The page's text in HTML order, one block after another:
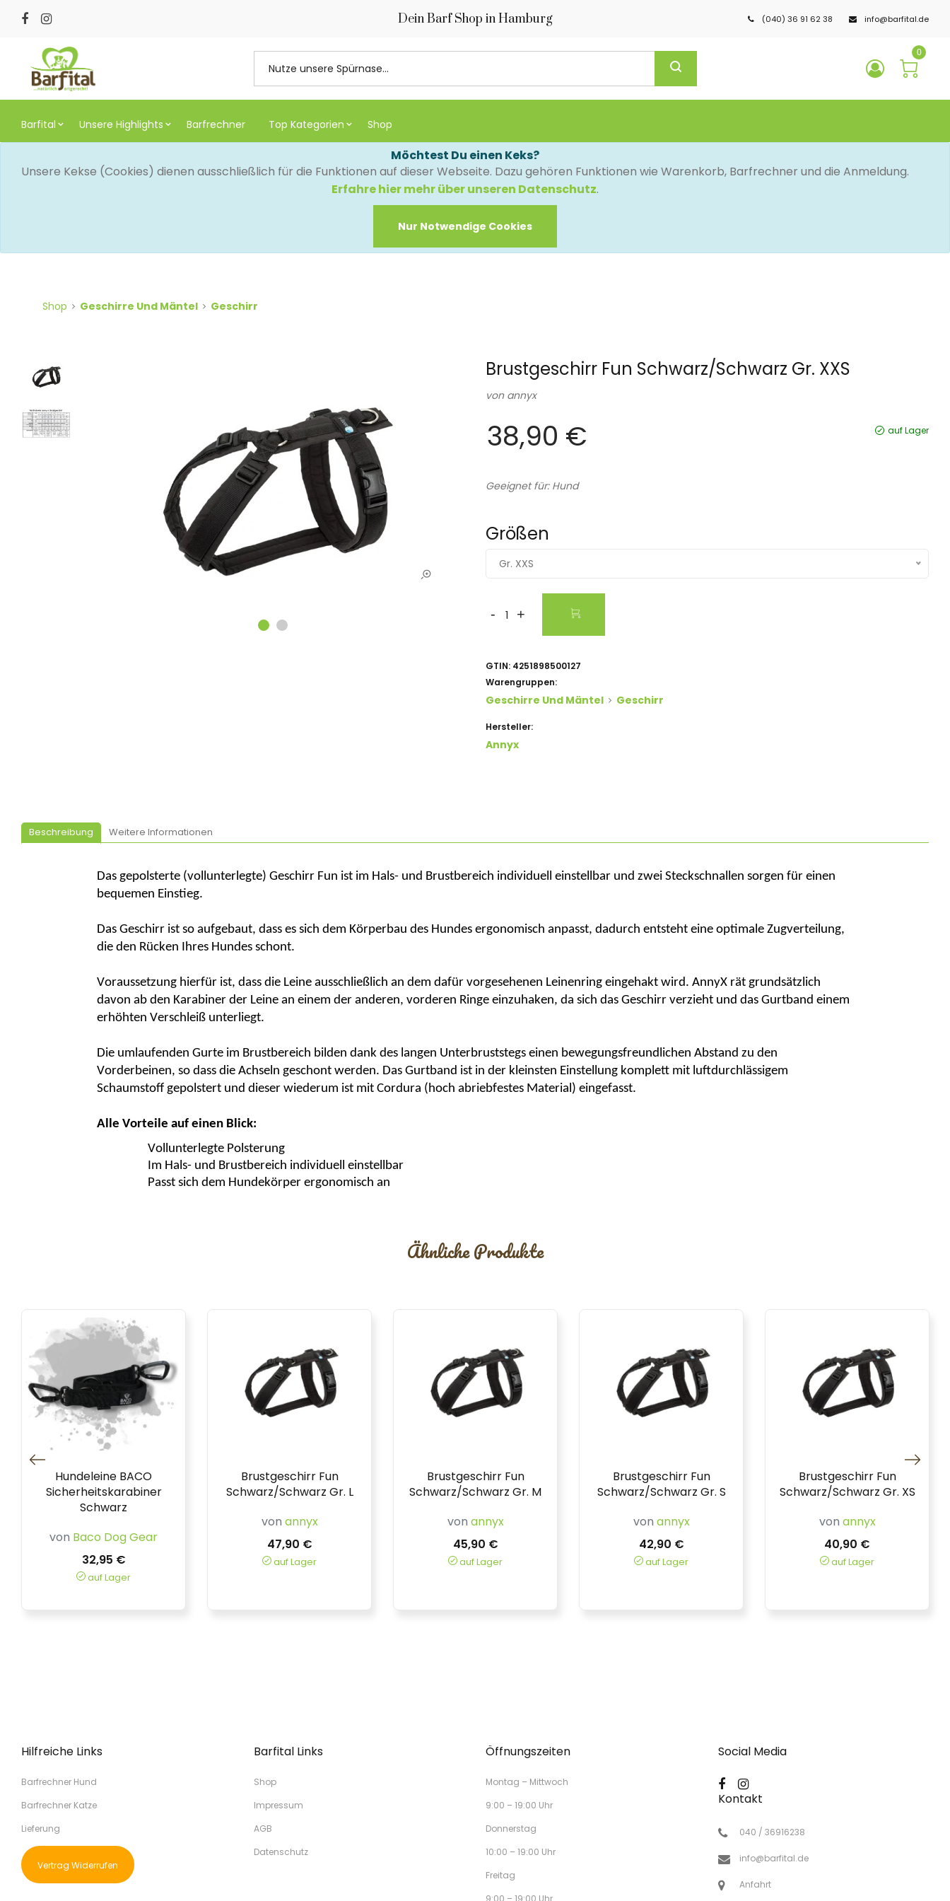
Dein Barf Shop in Hamburg (040) 36 91 62 38 info@barfital.de
0
Barfital Unsere Highlights Barfrechner Top Kategorien Shop
Möchtest Du einen Keks?
Unsere Kekse (Cookies) dienen ausschließlich für die Funktionen auf dieser Webseite. Dazu gehören Funktionen wie Warenkorb, Barfrechner und die Anmeldung.
Erfahre hier mehr über unseren Datenschutz.
Nur Notwendige Cookies
Shop Geschirre Und Mäntel Geschirr
Brustgeschirr Fun Schwarz/Schwarz Gr. XXS
von annyx
38,90 € auf Lager
Geeignet für: Hund
Größen
Gr. XXS
- +
GTIN: 4251898500127
Warengruppen:
Geschirre Und Mäntel Geschirr
Hersteller:
Annyx
Beschreibung Weitere Informationen
Das gepolsterte (vollunterlegte) Geschirr Fun ist im Hals- und Brustbereich individuell einstellbar und zwei Steckschnallen sorgen für einen
bequemen Einstieg.
Das Geschirr ist so aufgebaut, dass es sich dem Körperbau des Hundes ergonomisch anpasst, dadurch entsteht eine optimale Zugverteilung,
die den Rücken Ihres Hundes schont.
Voraussetzung hierfür ist, dass die Leine ausschließlich an dem dafür vorgesehenen Leinenring eingehakt wird. AnnyX rät grundsätzlich
davon ab den Karabiner der Leine an einem der anderen, vorderen Ringe einzuhaken, da sich das Geschirr verzieht und das Gurtband einem
erhöhten Verschleiß unterliegt.
Die umlaufenden Gurte im Brustbereich bilden dank des langen Unterbruststegs einen bewegungsfreundlichen Abstand zu den
Vorderbeinen, so dass die Achseln geschont werden. Das Gurtband ist in der kleinsten Einstellung komplett mit luftdurchlässigem
Schaumstoff gepolstert und dieser wiederum ist mit Cordura (hoch abriebfestes Material) eingefasst.
Alle Vorteile auf einen Blick:
Vollunterlegte Polsterung
Im Hals- und Brustbereich individuell einstellbar
Passt sich dem Hundekörper ergonomisch an
Ähnliche Produkte
Hundeleine BACO
Sicherheitskarabiner
Schwarz
von Baco Dog Gear
32,95 €
auf Lager
Brustgeschirr Fun
Schwarz/Schwarz Gr. L
von annyx
47,90 €
auf Lager
Brustgeschirr Fun
Schwarz/Schwarz Gr. M
von annyx
45,90 €
auf Lager
Brustgeschirr Fun
Schwarz/Schwarz Gr. S
von annyx
42,90 €
auf Lager
Brustgeschirr Fun
Schwarz/Schwarz Gr. XS
von annyx
40,90 €
auf Lager
Hilfreiche Links
Barfrechner Hund
Barfrechner Katze
Lieferung
Vertrag Widerrufen
Barfital Links
Shop
Impressum
AGB
Datenschutz
Öffnungszeiten
Montag – Mittwoch
9:00 – 19:00 Uhr
Donnerstag
10:00 – 19:00 Uhr
Freitag
9:00 – 19:00 Uhr
Social Media
Kontakt
040 / 36916238
info@barfital.de
Anfahrt